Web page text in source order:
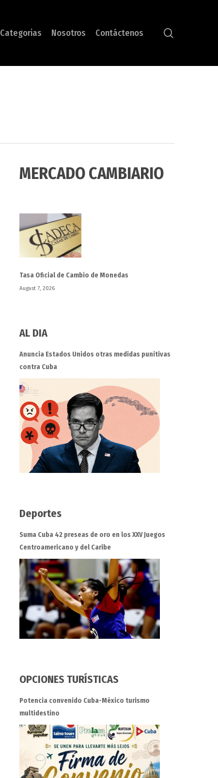
Categorias Nosotros Contáctenos
MERCADO CAMBIARIO
Tasa Oficial de Cambio de Monedas
August 7, 2026
AL DIA
Anuncia Estados Unidos otras medidas punitivas
contra Cuba
Deportes
Suma Cuba 42 preseas de oro en los XXV Juegos
Centroamericano y del Caribe
OPCIONES TURÍSTICAS
Potencia convenido Cuba-México turismo
multidestino